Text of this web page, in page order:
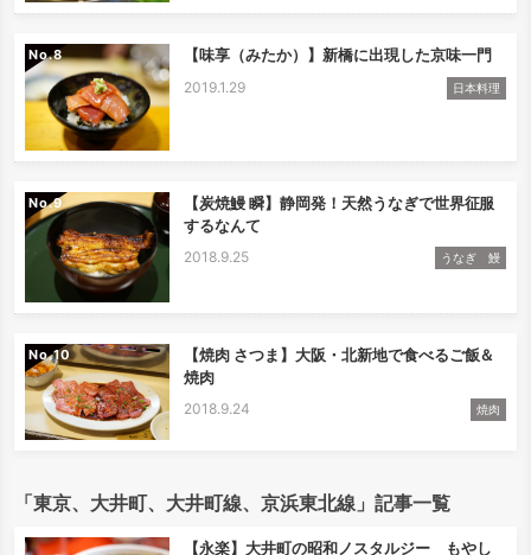
No. 【味享（みたか）】新橋に出現した京味一門
2019.1.29 日本料理
No.
【炭焼鰻 瞬】静岡発！天然うなぎで世界征服
するなんて
2018.9.25 うなぎ 鰻
No.
【焼肉 さつま】大阪・北新地で食べるご飯＆
焼肉
2018.9.24 焼肉
「東京、大井町、大井町線、京浜東北線」記事一覧
【永楽】大井町の昭和ノスタルジー もやし